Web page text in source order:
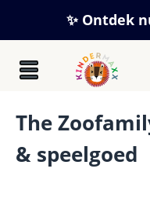
Ga naar de✨ Ontdek
The
& speelgoed